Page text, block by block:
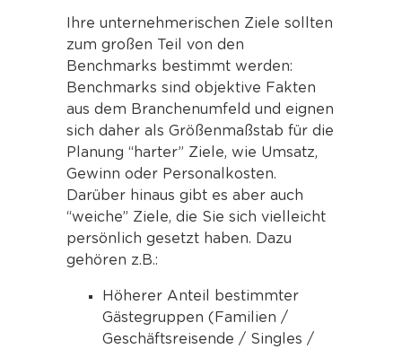
Ihre unternehmerischen Ziele sollten
zum großen Teil von den
Benchmarks bestimmt werden:
Benchmarks sind objektive Fakten
aus dem Branchenumfeld und eignen
sich daher als Größenmaßstab für die
Planung “harter” Ziele, wie Umsatz,
Gewinn oder Personalkosten.
Darüber hinaus gibt es aber auch
“weiche” Ziele, die Sie sich vielleicht
persönlich gesetzt haben. Dazu
gehören z.B.:
Höherer Anteil bestimmter
Gästegruppen (Familien /
Geschäftsreisende / Singles /